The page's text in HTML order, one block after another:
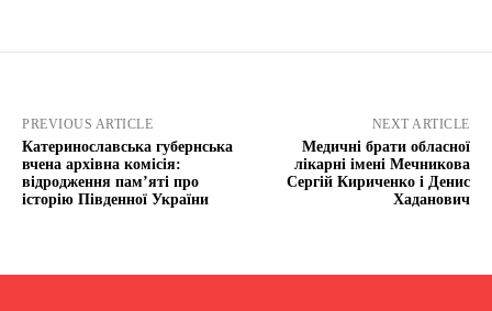
PREVIOUS ARTICLE
Катеринославська губернська
вчена архівна комісія:
відродження пам’яті про
історію Південної України
NEXT ARTICLE
Медичні брати обласної
лікарні імені Мечникова
Сергій Кириченко і Денис
Хаданович